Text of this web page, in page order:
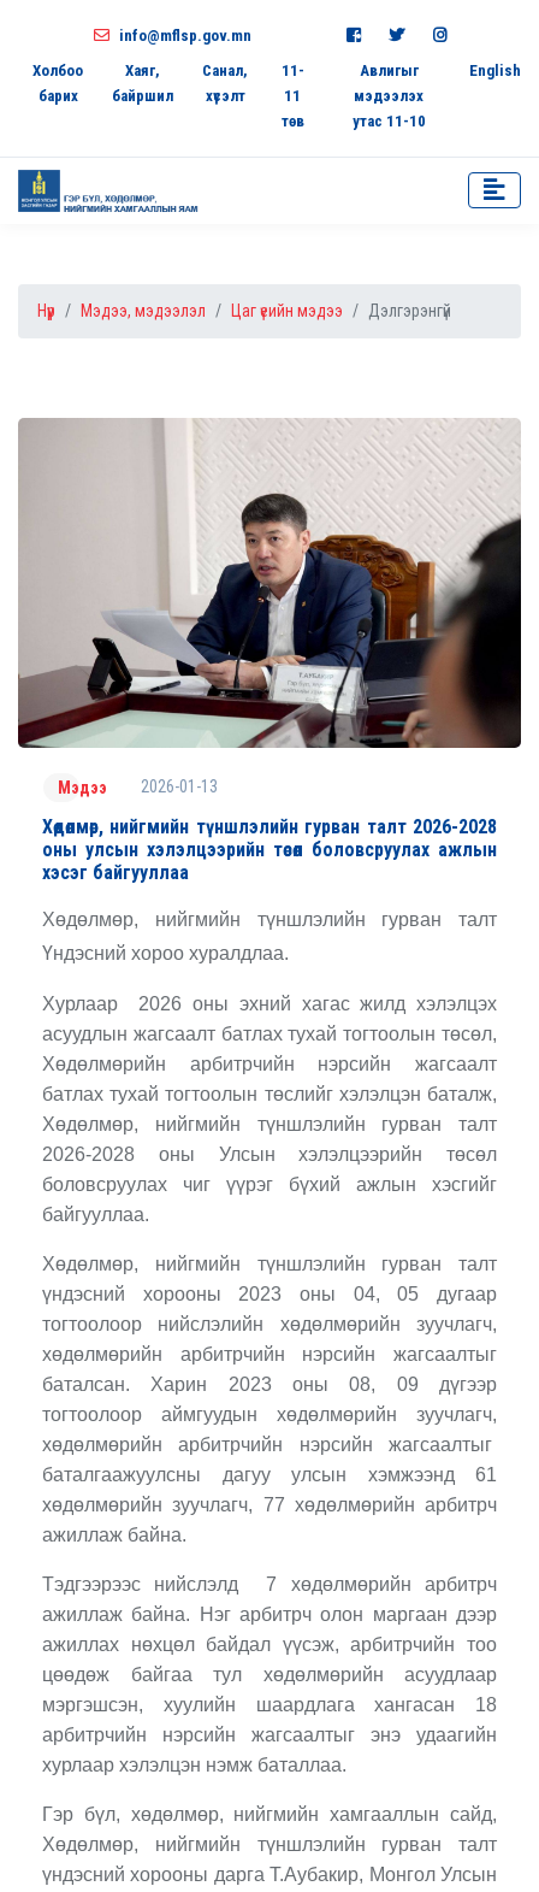
info@mflsp.gov.mn
Холбоо
барих
Хаяг,
байршил
Санал,
хүсэлт
11-
11
төв
Авлигыг
мэдээлэх
утас 11-10
English
Нүүр Мэдээ, мэдээлэл Цаг үеийн мэдээ Дэлгэрэнгүй
Мэдээ 2026-01-13
Хөдөлмөр, нийгмийн түншлэлийн гурван талт 2026-2028
оны улсын хэлэлцээрийн төсөл боловсруулах ажлын
хэсэг байгууллаа
Хөдөлмөр, нийгмийн түншлэлийн гурван талт
Үндэсний хороо хуралдлаа.
Хурлаар 2026 оны эхний хагас жилд хэлэлцэх
асуудлын жагсаалт батлах тухай тогтоолын төсөл,
Хөдөлмөрийн арбитрчийн нэрсийн жагсаалт
батлах тухай тогтоолын төслийг хэлэлцэн баталж,
Хөдөлмөр, нийгмийн түншлэлийн гурван талт
2026-2028 оны Улсын хэлэлцээрийн төсөл
боловсруулах чиг үүрэг бүхий ажлын хэсгийг
байгууллаа.
Хөдөлмөр, нийгмийн түншлэлийн гурван талт
үндэсний хорооны 2023 оны 04, 05 дугаар
тогтоолоор нийслэлийн хөдөлмөрийн зуучлагч,
хөдөлмөрийн арбитрчийн нэрсийн жагсаалтыг
баталсан. Харин 2023 оны 08, 09 дүгээр
тогтоолоор аймгуудын хөдөлмөрийн зуучлагч,
хөдөлмөрийн арбитрчийн нэрсийн жагсаалтыг
баталгаажуулсны дагуу улсын хэмжээнд 61
хөдөлмөрийн зуучлагч, 77 хөдөлмөрийн арбитрч
ажиллаж байна.
Тэдгээрээс нийслэлд 7 хөдөлмөрийн арбитрч
ажиллаж байна. Нэг арбитрч олон маргаан дээр
ажиллах нөхцөл байдал үүсэж, арбитрчийн тоо
цөөдөж байгаа тул хөдөлмөрийн асуудлаар
мэргэшсэн, хуулийн шаардлага хангасан 18
арбитрчийн нэрсийн жагсаалтыг энэ удаагийн
хурлаар хэлэлцэн нэмж баталлаа.
Гэр бүл, хөдөлмөр, нийгмийн хамгааллын сайд,
Хөдөлмөр, нийгмийн түншлэлийн гурван талт
үндэсний хорооны дарга Т.Аубакир, Монгол Улсын